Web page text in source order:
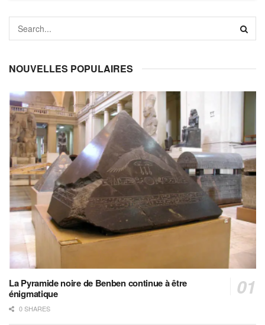
NOUVELLES POPULAIRES
La Pyramide noire de Benben continue à être
énigmatique
0 SHARES